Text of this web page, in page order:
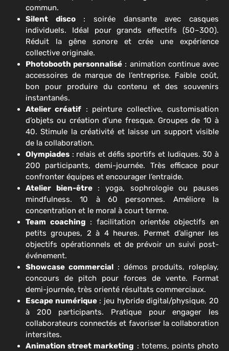
commun.
Silent disco: soirée dansante avec casques
individuels. Idéal pour grands effectifs (50–300).
Réduit la gêne sonore et crée une expérience
collective originale.
Photobooth personnalisé : animation continue avec
accessoires de marque de l’entreprise. Faible coût,
bon pour produire du contenu et des souvenirs
instantanés.
Atelier créatif : peinture collective, customisation
d’objets ou création d’une fresque. Groupes de 10 à
40. Stimule la créativité et laisse un support visible
de la collaboration.
Olympiades : relais et défis sportifs et ludiques. 30 à
200 participants, demi-journée. Très efficace pour
confronter équipes et encourager l’entraide.
Atelier bien-être: yoga, sophrologie ou pauses
mindfulness. 10 à 60 personnes. Améliore la
concentration et le moral à court terme.
Team coaching : facilitation orientée objectifs en
petits groupes, 2 à 4 heures. Permet d’aligner les
objectifs opérationnels et de prévoir un suivi post-
événement.
Showcase commercial : démos produits, roleplay,
concours de pitch pour forces de vente. Format
demi-journée, très orienté résultats commerciaux.
Escape numérique: jeu hybride digital/physique, 20
à 200 participants. Pratique pour engager les
collaborateurs connectés et favoriser la collaboration
intersites.
Animation street marketing : totems, points photo